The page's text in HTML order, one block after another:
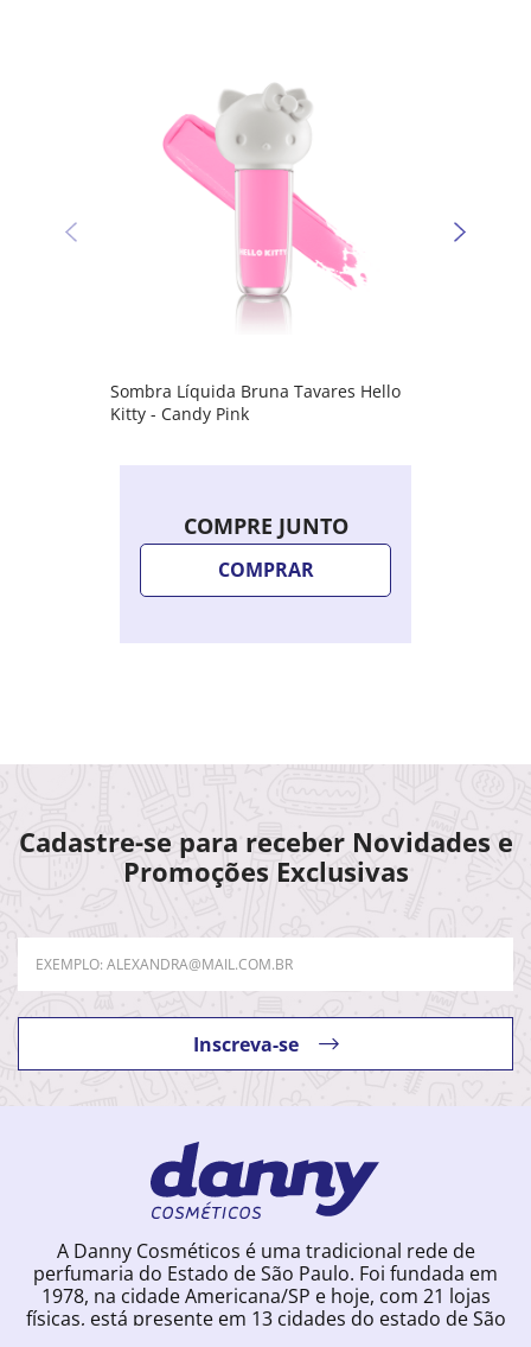
Sombra Líquida Bruna Tavares Hello
Kitty - Candy Pink
COMPRE JUNTO
COMPRAR
Cadastre-se para receber Novidades e
Promoções Exclusivas
Inscreva-se
A Danny Cosméticos é uma tradicional rede de
perfumaria do Estado de São Paulo. Foi fundada em
1978, na cidade Americana/SP e hoje, com 21 lojas
físicas, está presente em 13 cidades do estado de São